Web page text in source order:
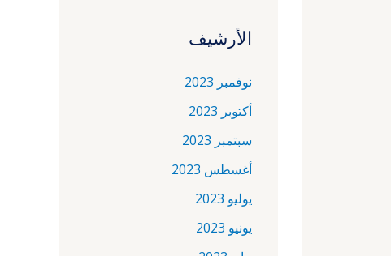
الأرشيف
نوفمبر 2023
أكتوبر 2023
سبتمبر 2023
أغسطس 2023
يوليو 2023
يونيو 2023